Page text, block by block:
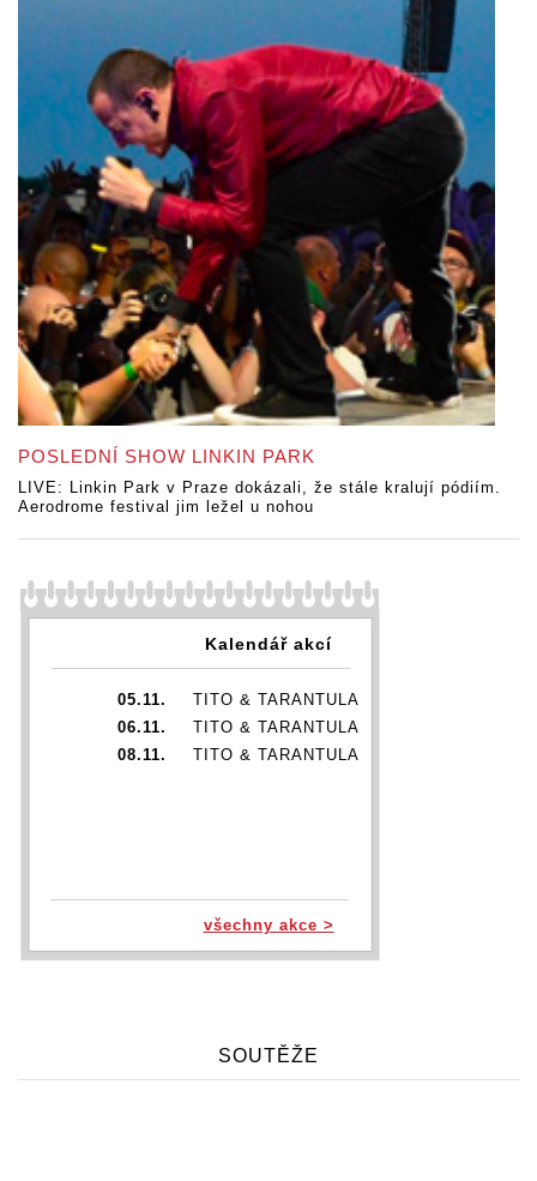
POSLEDNÍ SHOW LINKIN PARK
LIVE: Linkin Park v Praze dokázali, že stále kralují pódiím.
Aerodrome festival jim ležel u nohou
Kalendář akcí
05.11.
TITO & TARANTULA
06.11.
TITO & TARANTULA
08.11.
TITO & TARANTULA
všechny akce >
SOUTĚŽE